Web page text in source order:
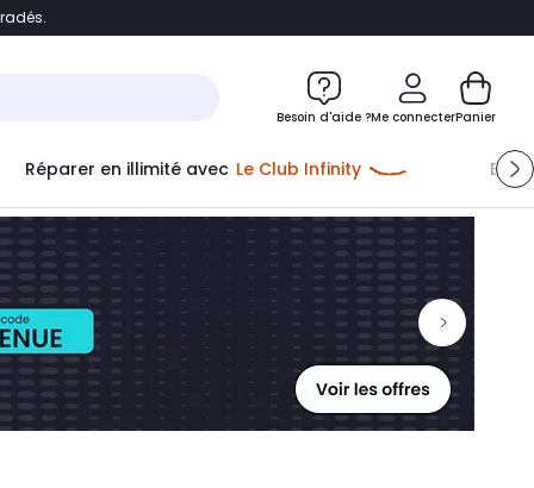
Besoin d'aide ?Me connecterPanier
Réparer en illimité avec Le Club Infinity